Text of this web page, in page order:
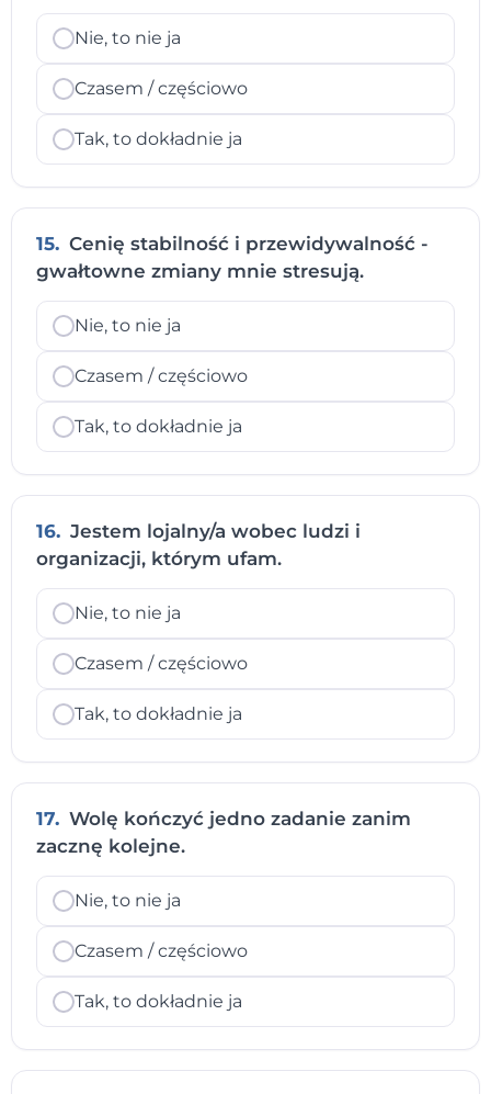
Nie, to nie ja
Czasem / częściowo
Tak, to dokładnie ja
15. Cenię stabilność i przewidywalność -
gwałtowne zmiany mnie stresują.
Nie, to nie ja
Czasem / częściowo
Tak, to dokładnie ja
16. Jestem lojalny/a wobec ludzi i
organizacji, którym ufam.
Nie, to nie ja
Czasem / częściowo
Tak, to dokładnie ja
17. Wolę kończyć jedno zadanie zanim
zacznę kolejne.
Nie, to nie ja
Czasem / częściowo
Tak, to dokładnie ja